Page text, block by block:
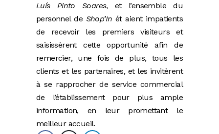
Luís Pinto Soares, et l’ensemble du
personnel de Shop’In ét aient impatients
de recevoir les premiers visiteurs et
saisissèrent cette opportunité afin de
remercier, une fois de plus, tous les
clients et les partenaires, et les invitèrent
à se rapprocher de service commercial
de l’établissement pour plus ample
information, en leur promettant le
meilleur accueil.